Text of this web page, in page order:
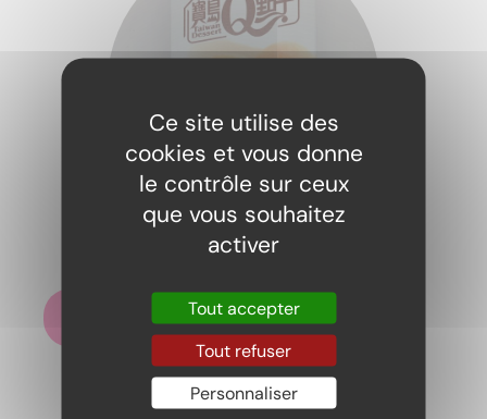
Mochi peche
3,95€
Ajouter au panier
Ce site utilise des
cookies et vous donne
le contrôle sur ceux
que vous souhaitez
activer
Tout accepter
Tout refuser
Personnaliser